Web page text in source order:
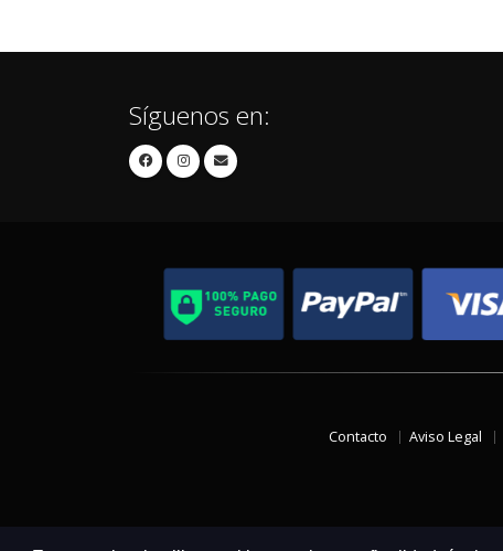
Síguenos en:
Contacto Aviso Legal